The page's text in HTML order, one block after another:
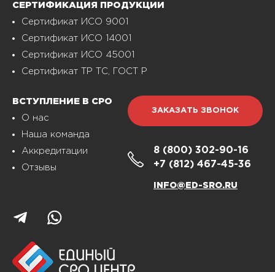
СЕРТИФИКАЦИЯ ПРОДУКЦИИ
Сертификат ИСО 9001
Сертификат ИСО 14001
Сертификат ИСО 45001
Сертификат ТР ТС, ГОСТ Р
ВСТУПЛЕНИЕ В СРО
О нас
Наша команда
Аккредитации
Отзывы
ЗАКАЗАТЬ ЗВОНОК
8 (800) 302-90-16
+7 (812) 467-45-36
INFO@ED-SRO.RU